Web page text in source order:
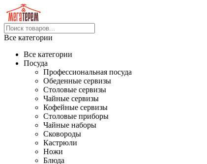
Все категории
Все категории
Посуда
Профессиональная посуда
Обеденные сервизы
Столовые сервизы
Чайные сервизы
Кофейные сервизы
Столовые приборы
Чайные наборы
Сковороды
Кастрюли
Ножи
Блюда